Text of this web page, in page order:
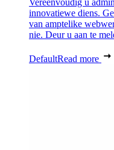
innovatiewe diens.
van amptelike
nie. Deur u aan te
DefaultRead more